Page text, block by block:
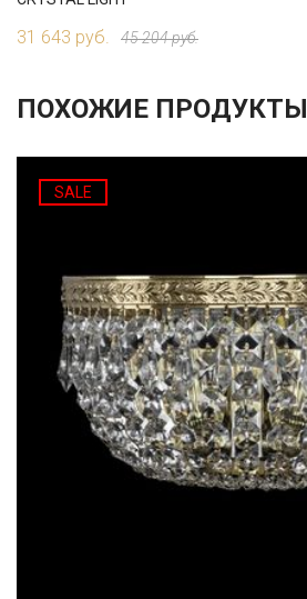
31 643 руб. 45 204 руб.
ПОХОЖИЕ ПРОДУКТЫ
SALE